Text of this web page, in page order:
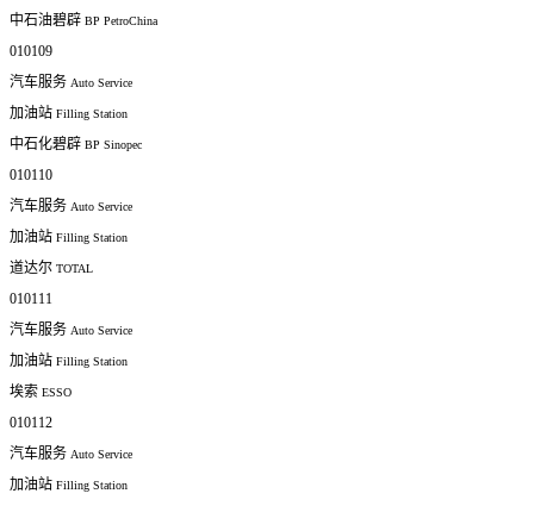
中石油碧辟 BP PetroChina
010109
汽车服务 Auto Service
加油站 Filling Station
中石化碧辟 BP Sinopec
010110
汽车服务 Auto Service
加油站 Filling Station
道达尔 TOTAL
010111
汽车服务 Auto Service
加油站 Filling Station
埃索 ESSO
010112
汽车服务 Auto Service
加油站 Filling Station